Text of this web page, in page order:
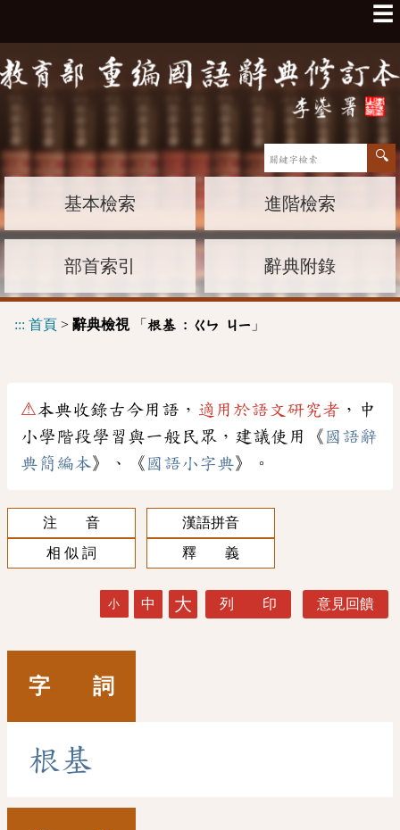
☰
基本檢索 進階檢索
部首索引 辭典附錄
::: 首頁 > 辭典檢視「 根基 : ㄍㄣ ㄐㄧ 」
⚠本典收錄古今用語， 適用於語文研究者 ，中
小學階段學習與一般民眾，建議使用《 國語辭
典簡編本》、《 國語小字典》。
注 音
漢語拼音
相 似 詞
釋 義
小 中 大 列 印 意見回饋
字 詞
根 基